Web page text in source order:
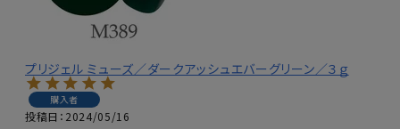
プリジェル ミューズ／ダークアッシュエバーグリーン／３ｇ
購入者
投稿日 2024/05/16